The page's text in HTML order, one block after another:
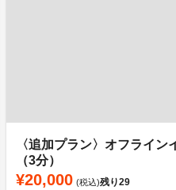
〈追加プラン〉オフライ
（3分）
¥20,000 (税込)残り29